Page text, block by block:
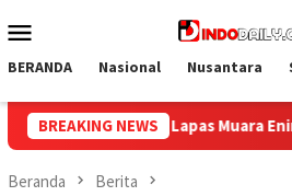
ke
Mobile
BERANDA Nasional Nusantara
BREAKING NEWS
Donor Darah dalam Rangka
Beranda Berita